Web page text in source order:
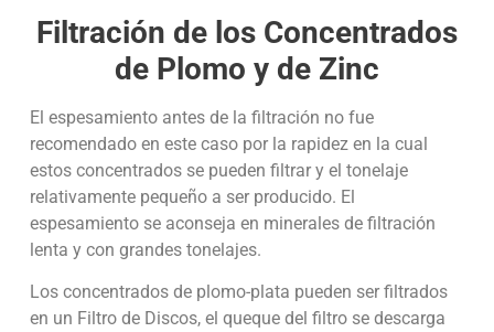
Filtración de los Concentrados
de Plomo y de Zinc
El espesamiento antes de la filtración no fue
recomendado en este caso por la rapidez en la cual
estos concentrados se pueden filtrar y el tonelaje
relativamente pequeño a ser producido. El
espesamiento se aconseja en minerales de filtración
lenta y con grandes tonelajes.
Los concentrados de plomo-plata pueden ser filtrados
en un Filtro de Discos, el queque del filtro se descarga